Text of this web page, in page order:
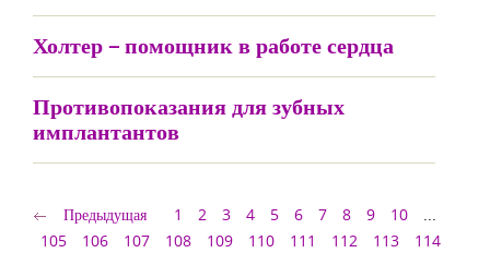
Холтер – помощник в работе сердца
Противопоказания для зубных
имплантантов
Предыдущая 1 2 3 4 5 6 7 8 9 10
...
105
106 107 108 109 110 111 112 113
114